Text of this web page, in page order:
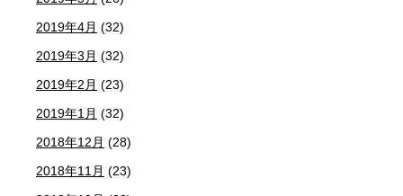
2019年4月 (32)
2019年3月 (32)
2019年2月 (23)
2019年1月 (32)
2018年12月 (28)
2018年11月 (23)